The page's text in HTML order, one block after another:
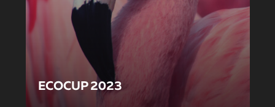
ECOCUP 2023